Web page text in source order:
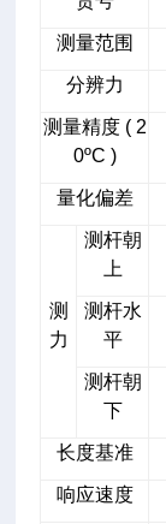
测量范围
分辨力
测量精度 ( 2
0ºC )
量化偏差
测
力
测杆朝
上
测杆水
平
测杆朝
下
长度基准
响应速度